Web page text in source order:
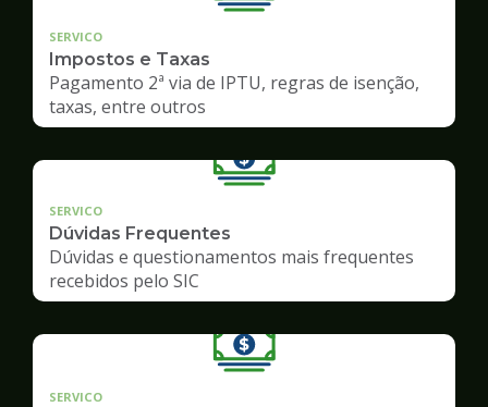
SERVICO
Impostos e Taxas
Pagamento 2ª via de IPTU, regras de isenção,
taxas, entre outros
SERVICO
Dúvidas Frequentes
Dúvidas e questionamentos mais frequentes
recebidos pelo SIC
SERVICO